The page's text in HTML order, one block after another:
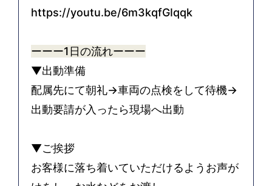
https://youtu.be/6m3kqfGIqqk
ーーー1日の流れーーー
▼出動準備
配属先にて朝礼→車両の点検をして待機→
出動要請が入ったら現場へ出動
▼ご挨拶
お客様に落ち着いていただけるようお声が